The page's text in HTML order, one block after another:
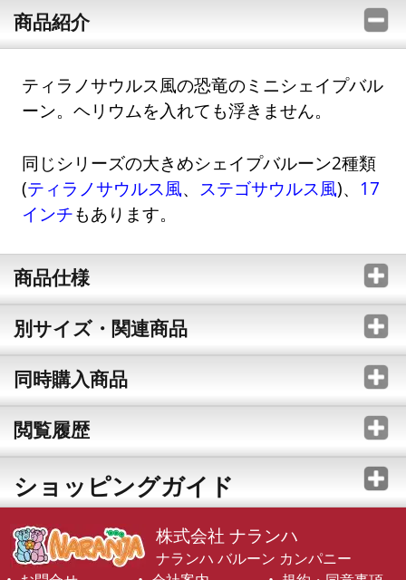
商品紹介
ティラノサウルス風の恐竜のミニシェイプバル
ーン。ヘリウムを入れても浮きません。
同じシリーズの大きめシェイプバルーン2種類
(ティラノサウルス風、 ステゴサウルス風)、 17
インチもあります。
商品仕様
別サイズ・関連商品
同時購入商品
閲覧履歴
ショッピングガイド
株式会社 ナランハ
ナランハ バルーン カンパニー